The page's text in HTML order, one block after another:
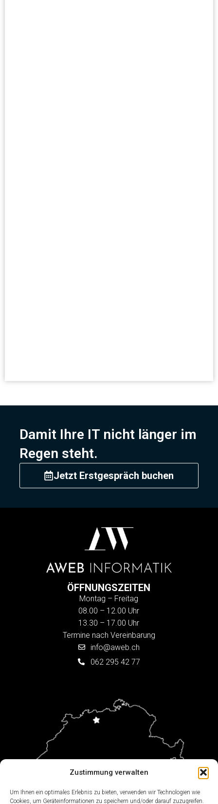
Zustimmung verwalten
Um Ihnen ein optimales Erlebnis zu bieten, verwenden wir Technologien wie
Cookies, um Geräteinformationen zu speichern und/oder darauf zuzugreifen.
Damit Ihre IT nicht länger im
Regen steht.
Jetzt Erstgespräch buchen
ÖFFNUNGSZEITEN
Montag – Freitag
08.00 – 12.00 Uhr
13.30 – 17.00 Uhr
Termine nach Vereinbarung
info@aweb.ch
062 295 42 77